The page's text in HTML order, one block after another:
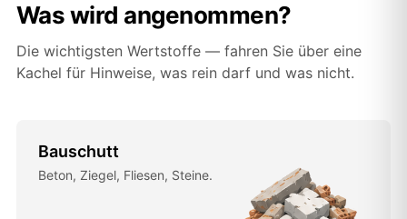
Was wird angenommen?
Die wichtigsten Wertstoffe — fahren Sie über eine
Kachel für Hinweise, was rein darf und was nicht.
Bauschutt
Beton, Ziegel, Fliesen, Steine.